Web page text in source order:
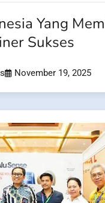
Yang
Sukses
November 19, 2025